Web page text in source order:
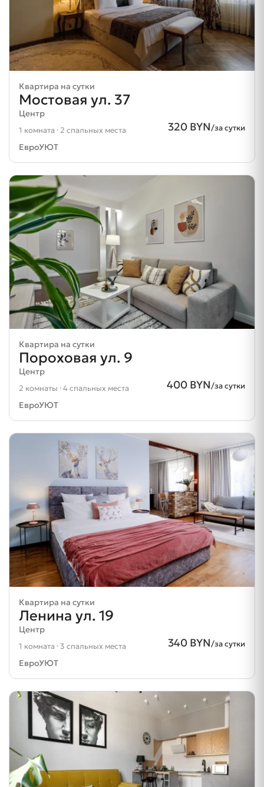
Квартира на сутки
Мостовая ул. 37
Центр
320 BYN/за сутки
1 комната · 2 спальных места
ЕвроУЮТ
Квартира на сутки
Пороховая ул. 9
Центр
400 BYN/за сутки
2 комнаты · 4 спальных места
ЕвроУЮТ
Квартира на сутки
Ленина ул. 19
Центр
340 BYN/за сутки
1 комната · 3 спальных места
ЕвроУЮТ